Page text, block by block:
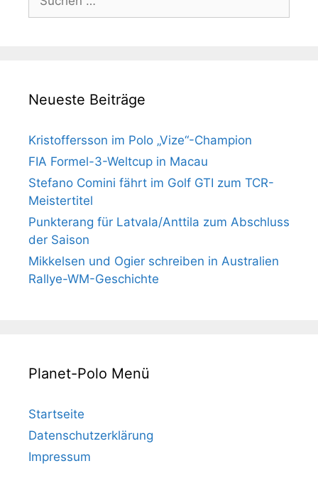
nach:
Neueste Beiträge
Kristoffersson im Polo „Vize“-Champion
FIA Formel-3-Weltcup in Macau
Stefano Comini fährt im Golf GTI zum TCR-
Meistertitel
Punkterang für Latvala/Anttila zum Abschluss
der Saison
Mikkelsen und Ogier schreiben in Australien
Rallye-WM-Geschichte
Planet-Polo Menü
Startseite
Datenschutzerklärung
Impressum